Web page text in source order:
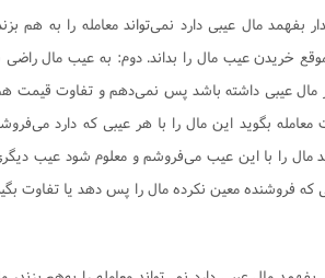
بفهمد مال عيبى دارد نمى‌تواند معامله را به هم
خريدن عيب مال را بداند. دوم: به عيب مال
مال عيبى داشته باشد پس نمى‌دهم و تفاوت قيمت
بگويد اين مال را با هر عيبى که دارد
مال را با اين عيب مى‌فروشم و معلوم شود عيب
که فروشنده معين نکرده مال را پس دهد يا تفاوت